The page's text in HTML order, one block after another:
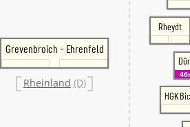
Grevenbroich - Ehrenfeld
Rheinland (D)
Rheydt
HGK